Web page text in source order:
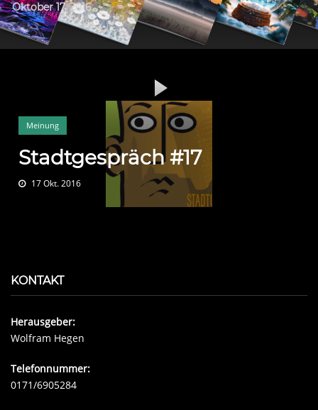
Oktober 17, 2016
Meinung
Stadtgespräch #17
17 Okt. 2016
KONTAKT
Herausgeber:
Wolfram Hegen
Telefonnummer:
0171/6905284